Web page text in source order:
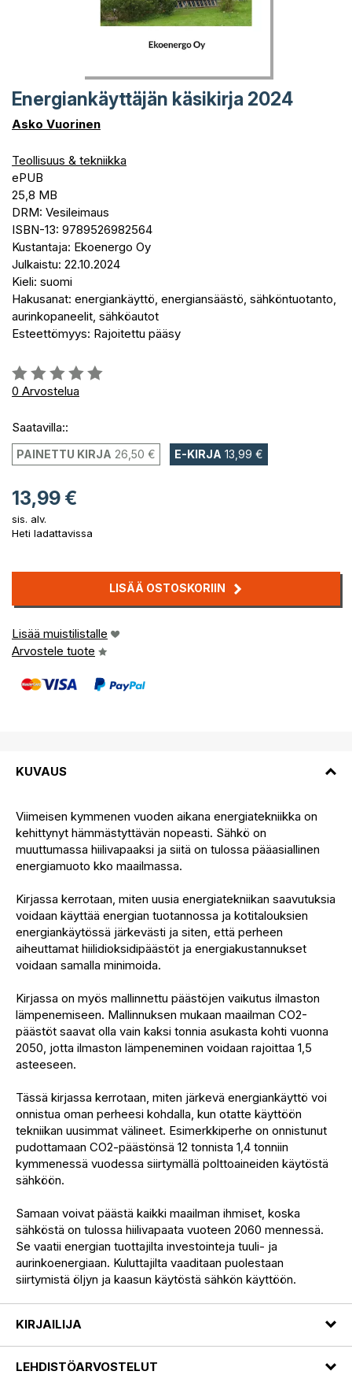
Energiankäyttäjän käsikirja 2024
Asko Vuorinen
Teollisuus & tekniikka
ePUB
25,8 MB
DRM: Vesileimaus
ISBN-13: 9789526982564
Kustantaja: Ekoenergo Oy
Julkaistu: 22.10.2024
Kieli: suomi
Hakusanat: energiankäyttö, energiansäästö, sähköntuotanto,
aurinkopaneelit, sähköautot
Esteettömyys: Rajoitettu pääsy
Arvostelu::
0%
0 Arvostelua
Saatavilla::
PAINETTU KIRJA 26,50 € E-KIRJA 13,99 €
13,99 €
sis. alv.
Heti ladattavissa
LISÄÄ OSTOSKORIIN
Lisää muistilistalle
Arvostele tuote
KUVAUS
Viimeisen kymmenen vuoden aikana energiatekniikka on
kehittynyt hämmästyttävän nopeasti. Sähkö on
muuttumassa hiilivapaaksi ja siitä on tulossa pääasiallinen
energiamuoto kko maailmassa.
Kirjassa kerrotaan, miten uusia energiatekniikan saavutuksia
voidaan käyttää energian tuotannossa ja kotitalouksien
energiankäytössä järkevästi ja siten, että perheen
aiheuttamat hiilidioksidipäästöt ja energiakustannukset
voidaan samalla minimoida.
Kirjassa on myös mallinnettu päästöjen vaikutus ilmaston
lämpenemiseen. Mallinnuksen mukaan maailman CO2-
päästöt saavat olla vain kaksi tonnia asukasta kohti vuonna
2050, jotta ilmaston lämpeneminen voidaan rajoittaa 1,5
asteeseen.
Tässä kirjassa kerrotaan, miten järkevä energiankäyttö voi
onnistua oman perheesi kohdalla, kun otatte käyttöön
tekniikan uusimmat välineet. Esimerkkiperhe on onnistunut
pudottamaan CO2-päästönsä 12 tonnista 1,4 tonniin
kymmenessä vuodessa siirtymällä polttoaineiden käytöstä
sähköön.
Samaan voivat päästä kaikki maailman ihmiset, koska
sähköstä on tulossa hiilivapaata vuoteen 2060 mennessä.
Se vaatii energian tuottajilta investointeja tuuli- ja
aurinkoenergiaan. Kuluttajilta vaaditaan puolestaan
siirtymistä öljyn ja kaasun käytöstä sähkön käyttöön.
KIRJAILIJA
LEHDISTÖARVOSTELUT